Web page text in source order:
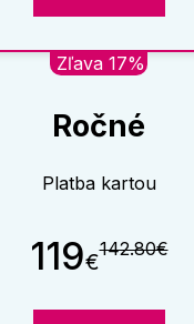
Zľava 17%
Ročné
Platba kartou
119€142.80€